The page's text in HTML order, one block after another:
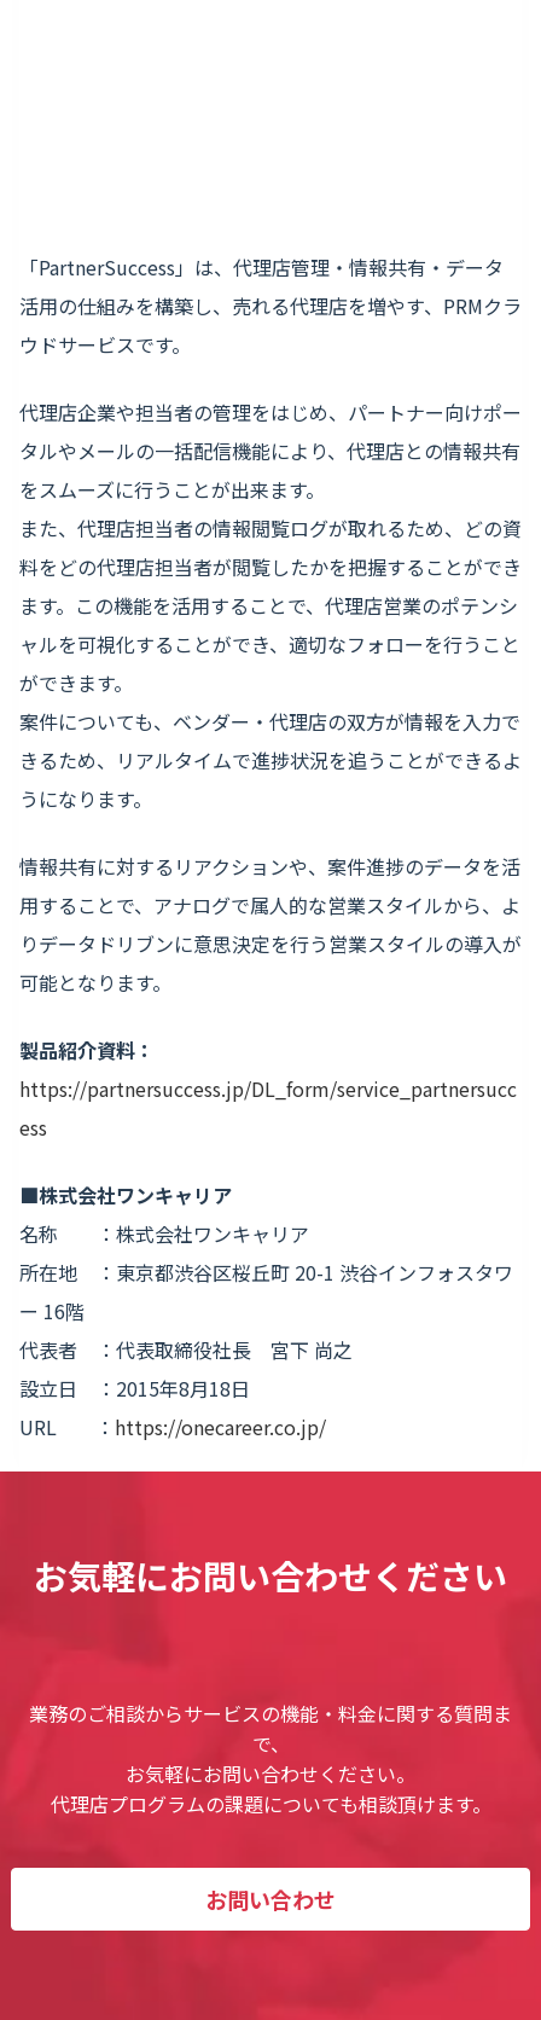
「PartnerSuccess」は、代理店管理・情報共有・データ
活用の仕組みを構築し、売れる代理店を増やす、PRMクラ
ウドサービスです。
代理店企業や担当者の管理をはじめ、パートナー向けポー
タルやメールの一括配信機能により、代理店との情報共有
をスムーズに行うことが出来ます。
また、代理店担当者の情報閲覧ログが取れるため、どの資
料をどの代理店担当者が閲覧したかを把握することができ
ます。この機能を活用することで、代理店営業のポテンシ
ャルを可視化することができ、適切なフォローを行うこと
ができます。
案件についても、ベンダー・代理店の双方が情報を入力で
きるため、リアルタイムで進捗状況を追うことができるよ
うになります。
情報共有に対するリアクションや、案件進捗のデータを活
用することで、アナログで属人的な営業スタイルから、よ
りデータドリブンに意思決定を行う営業スタイルの導入が
可能となります。
製品紹介資料：
https://partnersuccess.jp/DL_ form/service_ partnersucc
ess
■株式会社ワンキャリア
名称 ：株式会社ワンキャリア
所在地 ：東京都渋谷区桜丘町 20-1 渋谷インフォスタワ
ー 16階
代表者 ：代表取締役社長 宮下 尚之
設立日 ：2015年8月18日
URL ： https://onecareer.co.jp/
お気軽にお問い合わせください
業務のご相談からサービスの機能・料金に関する質問ま
で、
お気軽にお問い合わせください。
代理店プログラムの課題についても相談頂けます。
お問い合わせ